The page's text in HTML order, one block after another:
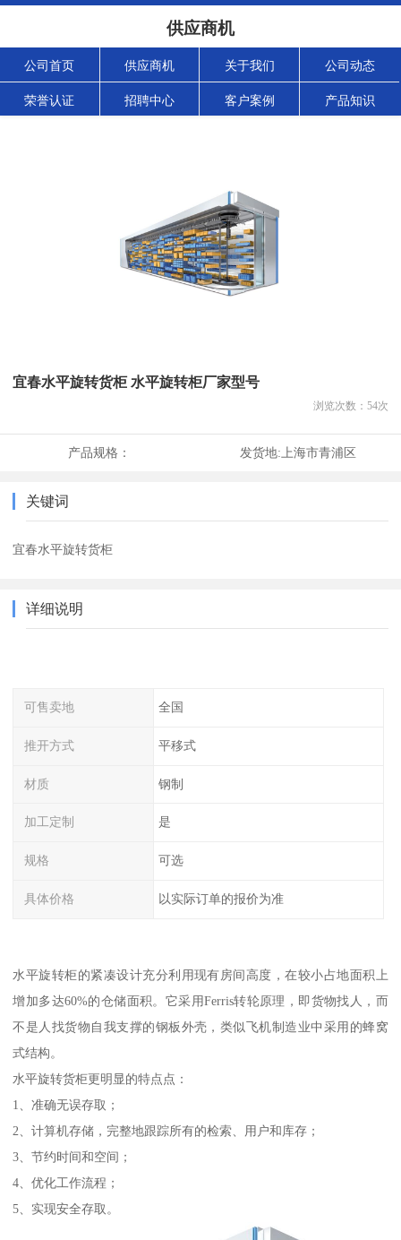
供应商机
公司首页 供应商机 关于我们 公司动态
荣誉认证 招聘中心 客户案例 产品知识
宜春水平旋转货柜 水平旋转柜厂家型号
浏览次数： 54次
产品规格： 发货地: 上海市青浦区
关键词
宜春水平旋转货柜
详细说明
可售卖地 全国
推开方式 平移式
材质 钢制
加工定制 是
规格 可选
具体价格 以实际订单的报价为准
水平旋转柜的紧凑设计充分利用现有房间高度，在较小占地面积上
增加多达60%的仓储面积。它采用Ferris转轮原理，即货物找人，而
不是人找货物自我支撑的钢板外壳，类似飞机制造业中采用的蜂窝
式结构。
水平旋转货柜更明显的特点点：
1、准确无误存取；
2、计算机存储，完整地跟踪所有的检索、用户和库存；
3、节约时间和空间；
4、优化工作流程；
5、实现安全存取。